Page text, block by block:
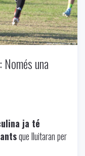
una
ja té
que lluitaran per